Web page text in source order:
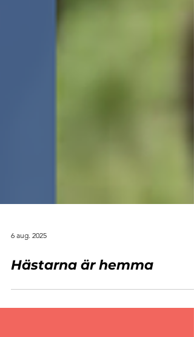
6 aug. 2025
Hästarna är hemma